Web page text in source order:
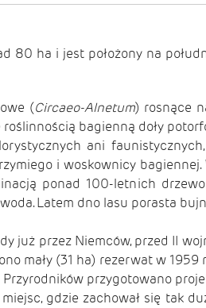
80 ha i jest położony na
(Circaeo-Alnetum) rosnące
bagienną doły
ani
i woskownicy
ponad 100-letnich
woda. Latem dno lasu porasta
już przez Niemców, przed II
mały (31 ha) rezerwat w
przygotowano
gdzie zachował się tak